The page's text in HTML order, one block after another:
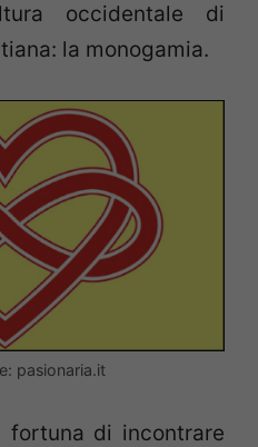
occidentale di
la monogamia.
pasionaria.it
fortuna di incontrare